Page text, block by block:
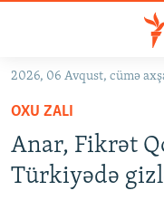
Əsas
qayıt
Əsas
naviqasiyaya
qayıt
KORRUPSIOMETR
#ƏSLINDƏ
2026, 06 Avqust, cümə
OXU ZALI
Anar, Fikrət
Türkiyədə